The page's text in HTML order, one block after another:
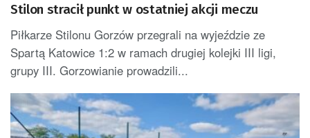
Stilon stracił punkt w ostatniej akcji meczu
Piłkarze Stilonu Gorzów przegrali na wyjeździe ze
Spartą Katowice 1:2 w ramach drugiej kolejki III ligi,
grupy III. Gorzowianie prowadzili...